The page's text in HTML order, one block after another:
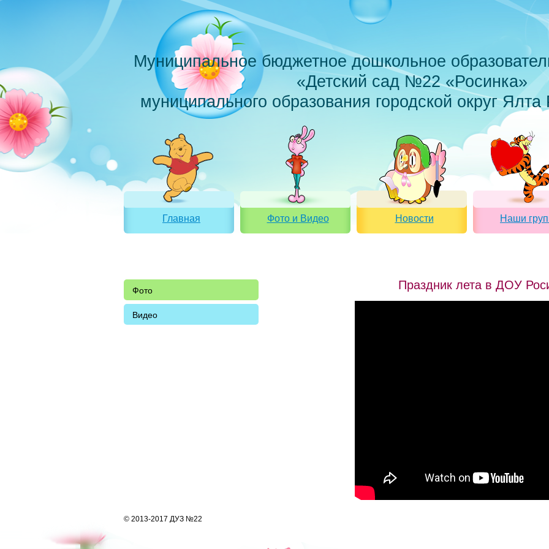
Муниципальное бюджетное дошкольное
«Детский сад №22 «Росинка»
муниципального образования городской округ
Главная Фото и Видео Новости Наши
Праздник лета в ДОУ
Фото
Видео
© 2013-2017 ДУЗ №22